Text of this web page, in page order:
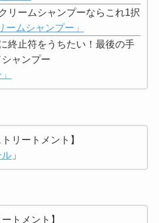
リームシャンプーならこれ1択
ームシャンプー」
終止符をうちたい！最後の手
ャンプー
リートメント】
ル」
トメント】